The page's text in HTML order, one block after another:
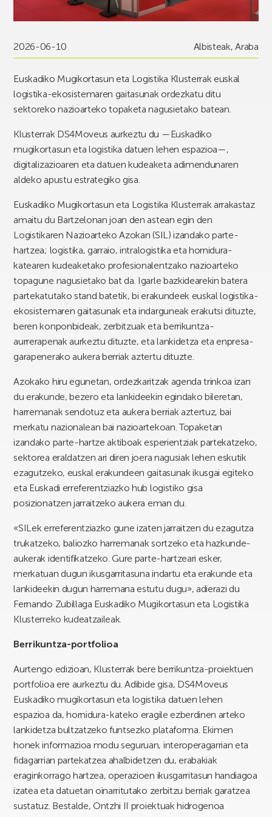
2026-06-10 Albisteak,Araba
Euskadiko Mugikortasun eta Logistika Klusterrak euskal
logistika-ekosistemaren gaitasunak ordezkatu ditu
sektoreko nazioarteko topaketa nagusietako batean.
Klusterrak DS4Moveus aurkeztu du —Euskadiko
mugikortasun eta logistika datuen lehen espazioa—,
digitalizazioaren eta datuen kudeaketa adimendunaren
aldeko apustu estrategiko gisa.
Euskadiko Mugikortasun eta Logistika Klusterrak arrakastaz
amaitu du Bartzelonan joan den astean egin den
Logistikaren Nazioarteko Azokan (SIL) izandako parte-
hartzea; logistika, garraio, intralogistika eta hornidura-
katearen kudeaketako profesionalentzako nazioarteko
topagune nagusietako bat da. Igarle bazkidearekin batera
partekatutako stand batetik, bi erakundeek euskal logistika-
ekosistemaren gaitasunak eta indarguneak erakutsi dituzte,
beren konponbideak, zerbitzuak eta berrikuntza-
aurrerapenak aurkeztu dituzte, eta lankidetza eta enpresa-
garapenerako aukera berriak aztertu dituzte.
Azokako hiru egunetan, ordezkaritzak agenda trinkoa izan
du erakunde, bezero eta lankideekin egindako bileretan,
harremanak sendotuz eta aukera berriak aztertuz, bai
merkatu nazionalean bai nazioartekoan. Topaketan
izandako parte-hartze aktiboak esperientziak partekatzeko,
sektorea eraldatzen ari diren joera nagusiak lehen eskutik
ezagutzeko, euskal erakundeen gaitasunak ikusgai egiteko
eta Euskadi erreferentziazko hub logistiko gisa
posizionatzen jarraitzeko aukera eman du.
«SILek erreferentziazko gune izaten jarraitzen du ezagutza
trukatzeko, baliozko harremanak sortzeko eta hazkunde-
aukerak identifikatzeko. Gure parte-hartzeari esker,
merkatuan dugun ikusgarritasuna indartu eta erakunde eta
lankideekin dugun harremana estutu dugu», adierazi du
Fernando Zubillaga Euskadiko Mugikortasun eta Logistika
Klusterreko kudeatzaileak.
Berrikuntza-portfolioa
Aurtengo edizioan, Klusterrak bere berrikuntza-proiektuen
portfolioa ere aurkeztu du. Adibide gisa, DS4Moveus
Euskadiko mugikortasun eta logistika datuen lehen
espazioa da, hornidura-kateko eragile ezberdinen arteko
lankidetza bultzatzeko funtsezko plataforma. Ekimen
honek informazioa modu seguruan, interoperagarrian eta
fidagarrian partekatzea ahalbidetzen du, erabakiak
eraginkorrago hartzea, operazioen ikusgarritasun handiagoa
izatea eta datuetan oinarritutako zerbitzu berriak garatzea
sustatuz. Bestalde, Ontzhi II proiektuak hidrogenoa